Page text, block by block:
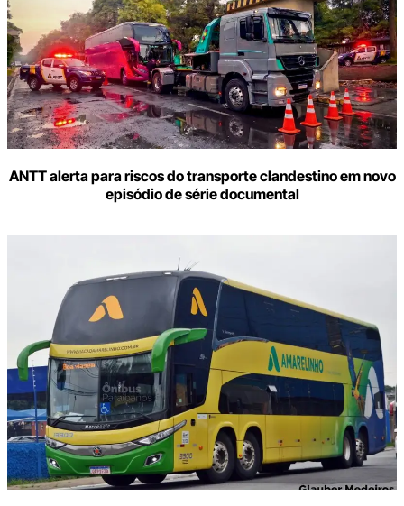
ANTT alerta para riscos do transporte clandestino em novo
episódio de série documental